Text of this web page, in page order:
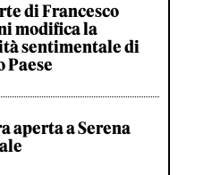
di Francesco
modifica la
sentimentale di
Paese
aperta a Serena